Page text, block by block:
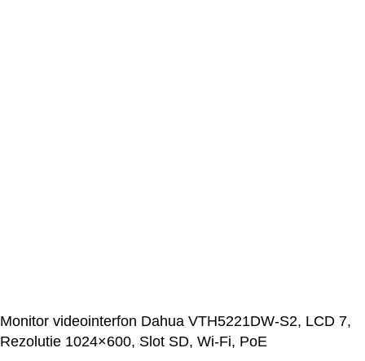
Monitor videointerfon Dahua VTH5221DW-S2, LCD 7,
Rezolutie 1024×600, Slot SD, Wi-Fi, PoE